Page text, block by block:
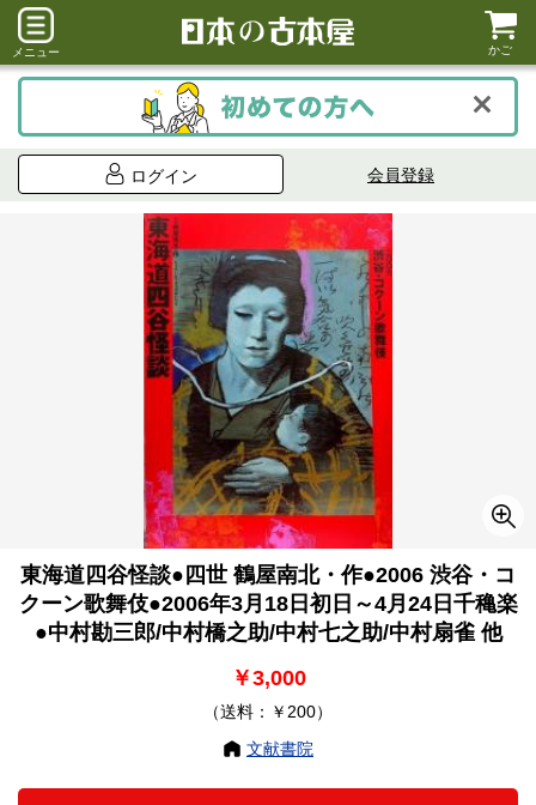
メニュー かご
ログイン 会員登録
東海道四谷怪談●四世 鶴屋南北・作●2006 渋谷・コ
クーン歌舞伎●2006年3月18日初日～4月24日千穐楽
●中村勘三郎/中村橋之助/中村七之助/中村扇雀 他
￥3,000
（送料：￥200）
文献書院